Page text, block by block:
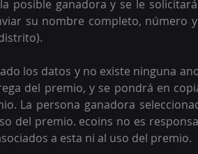
posible ganadora y se le
su nombre completo, número
los datos y no existe ninguna
del premio, y se pondrá en
La persona ganadora
del premio. ecoins no es
a esta ni al uso del premio.